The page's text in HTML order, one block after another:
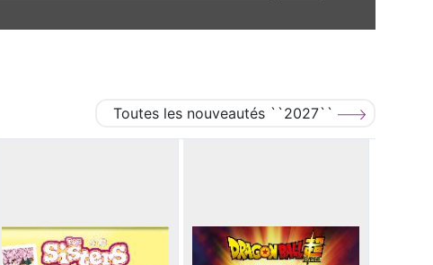
Toutes les nouveautés ``2027``